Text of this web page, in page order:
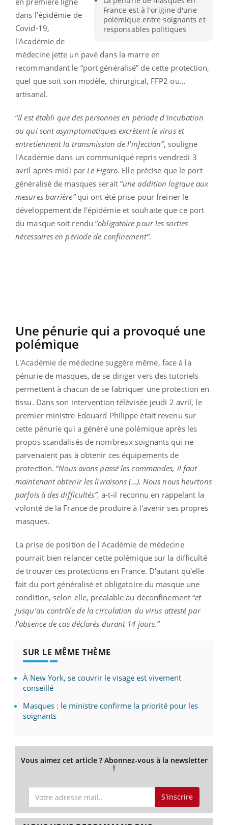
France est à l'origine d'une
polémique entre soignants et
responsables politiques
dans l'épidémie de
Covid-19,
l'Académie de
médecine jette un pavé dans la marre en
recommandant le “port généralisé” de cette protection,
quel que soit son modèle, chirurgical, FFP2 ou…
artisanal.
“Il est établi que des personnes en période d'incubation
ou qui sont asymptomatiques excrètent le virus et
entretiennent la transmission de l'infection”, souligne
l'Académie dans un communiqué repris vendredi 3
avril après-midi par Le Figaro. Elle précise que le port
généralisé de masques serait “une addition logique aux
mesures barrière”qui ont été prise pour freiner le
développement de l'épidémie et souhaite que ce port
du masque soit rendu “obligatoire pour les sorties
nécessaires en période de confinement”.
Une pénurie qui a provoqué une
polémique
L'Académie de médecine suggère même, face à la
pénurie de masques, de se diriger vers des tutoriels
permettent à chacun de se fabriquer une protection en
tissu. Dans son intervention télévisée jeudi 2 avril, le
premier ministre Edouard Philippe était revenu sur
cette pénurie qui a généré une polémique après les
propos scandalisés de nombreux soignants qui ne
parvenaient pas à obtenir ces équipements de
protection. “Nous avons passé les commandes, il faut
maintenant obtenir les livraisons (…). Nous nous heurtons
parfois à des difficultés”, a-t-il reconnu en rappelant la
volonté de la France de produire à l'avenir ses propres
masques.
La prise de position de l'Académie de médecine
pourrait bien relancer cette polémique sur la difficulté
de trouver ces protections en France. D'autant qu'elle
fait du port généralisé et obligatoire du masque une
condition, selon elle, préalable au déconfinement “et
jusqu'au contrôle de la circulation du virus attesté par
l'absence de cas déclarés durant 14 jours.”
SUR LE MÊME THÈME
À New York, se couvrir le visage est vivement
conseillé
Masques : le ministre confirme la priorité pour les
soignants
Vous aimez cet article ? Abonnez-vous à la newsletter
!
S'inscrire